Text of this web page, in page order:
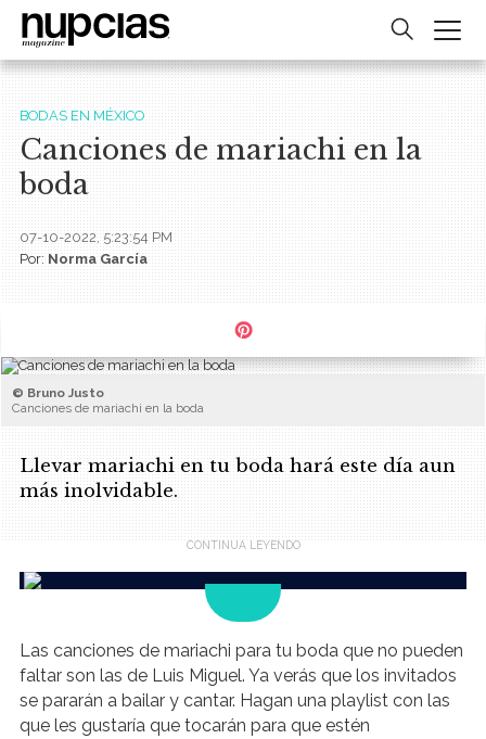
BODAS EN MÉXICO
Canciones de mariachi en la
boda
07-10-2022, 5:23:54 PM
Por:Norma García
© Bruno Justo
Canciones de mariachi en la boda
Llevar mariachi en tu boda hará este día aun
más inolvidable.
Las canciones de mariachi para tu boda que no pueden
faltar son las de Luis Miguel. Ya verás que los invitados
se pararán a bailar y cantar. Hagan una playlist con las
que les gustaría que tocarán para que estén